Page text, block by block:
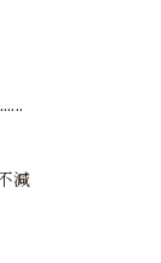
減